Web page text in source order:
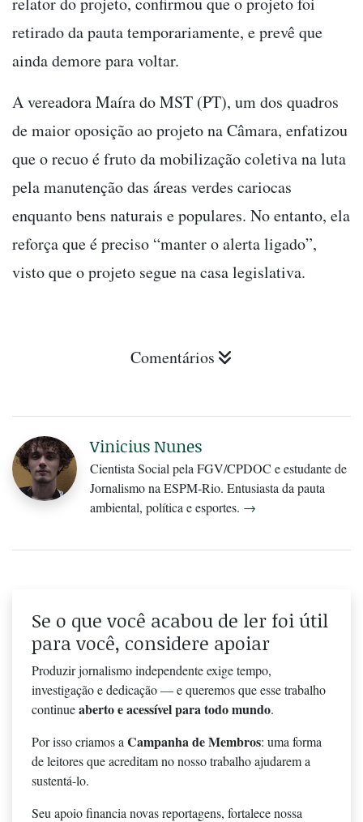
retirado da pauta temporariamente, e prevê que
ainda demore para voltar.
A vereadora Maíra do MST (PT), um dos quadros
de maior oposição ao projeto na Câmara, enfatizou
que o recuo é fruto da mobilização coletiva na luta
pela manutenção das áreas verdes cariocas
enquanto bens naturais e populares. No entanto, ela
reforça que é preciso “manter o alerta ligado”,
visto que o projeto segue na casa legislativa.
Comentários
Vinicius Nunes
Cientista Social pela FGV/CPDOC e estudante de
Jornalismo na ESPM-Rio. Entusiasta da pauta
ambiental, política e esportes. →
Se o que você acabou de ler foi útil
para você, considere apoiar
Produzir jornalismo independente exige tempo,
investigação e dedicação — e queremos que esse trabalho
continueaberto e acessível para todo mundo.
Por isso criamos a Campanha de Membros: uma forma
de leitores que acreditam no nosso trabalho ajudarem a
sustentá-lo.
Seu apoio financia novas reportagens, fortalece nossa